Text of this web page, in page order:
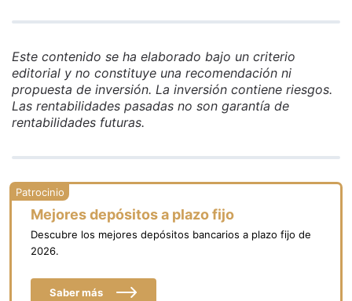
Este contenido se ha elaborado bajo un criterio
editorial y no constituye una recomendación ni
propuesta de inversión. La inversión contiene riesgos.
Las rentabilidades pasadas no son garantía de
rentabilidades futuras.
Mejores depósitos a plazo fijo
Descubre los mejores depósitos bancarios a plazo fijo de
2026.
Saber más